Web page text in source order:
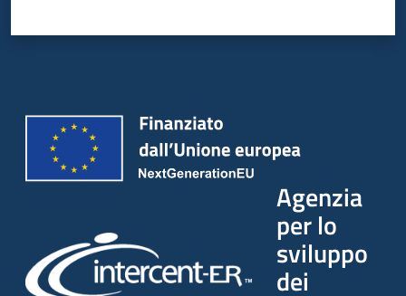
Agenzia
per lo
sviluppo
dei